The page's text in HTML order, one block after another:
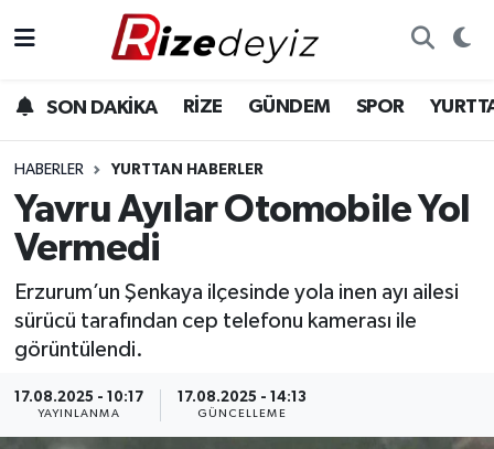
SON DAKİKA RİZE GÜNDEM SPOR
HABERLER YURTTAN HABERLER
Yavru Ayılar Otomobile Yol
Vermedi
Erzurum’un Şenkaya ilçesinde yola inen ayı ailesi
sürücü tarafından cep telefonu kamerası ile
görüntülendi.
17.08.2025 - 10:17
YAYINLANMA
17.08.2025 - 14:13
GÜNCELLEME
Gündem
Yurttan Haberler
Ekonomi
Teknoloji
Rize Hava Durumu
Rize Trafik Yoğunluk Haritası
Süper Lig Puan Durumu ve Fikstür
Tüm Manşetler
Haber Arşivi